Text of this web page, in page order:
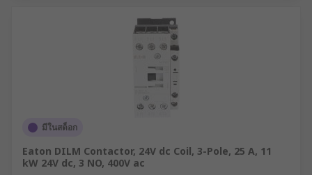
มีในสต็อก
Eaton DILM Contactor, 24V dc Coil, 3-Pole, 25 A, 11
kW 24V dc, 3 NO, 400V ac